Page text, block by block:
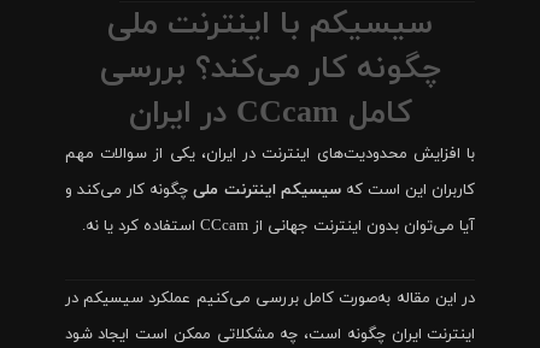
سیسیکم با اینترنت ملی
چگونه کار می‌کند؟ بررسی
کامل CCcam در ایران
با افزایش محدودیت‌های اینترنت در ایران، یکی از سوالات مهم
کاربران این است کهسیسیکم اینترنت ملیچگونه کار می‌کند و
آیا می‌توان بدون اینترنت جهانی از CCcam استفاده کرد یا نه.
در این مقاله به‌صورت کامل بررسی می‌کنیم عملکرد سیسیکم در
اینترنت ایران چگونه است، چه مشکلاتی ممکن است ایجاد شود